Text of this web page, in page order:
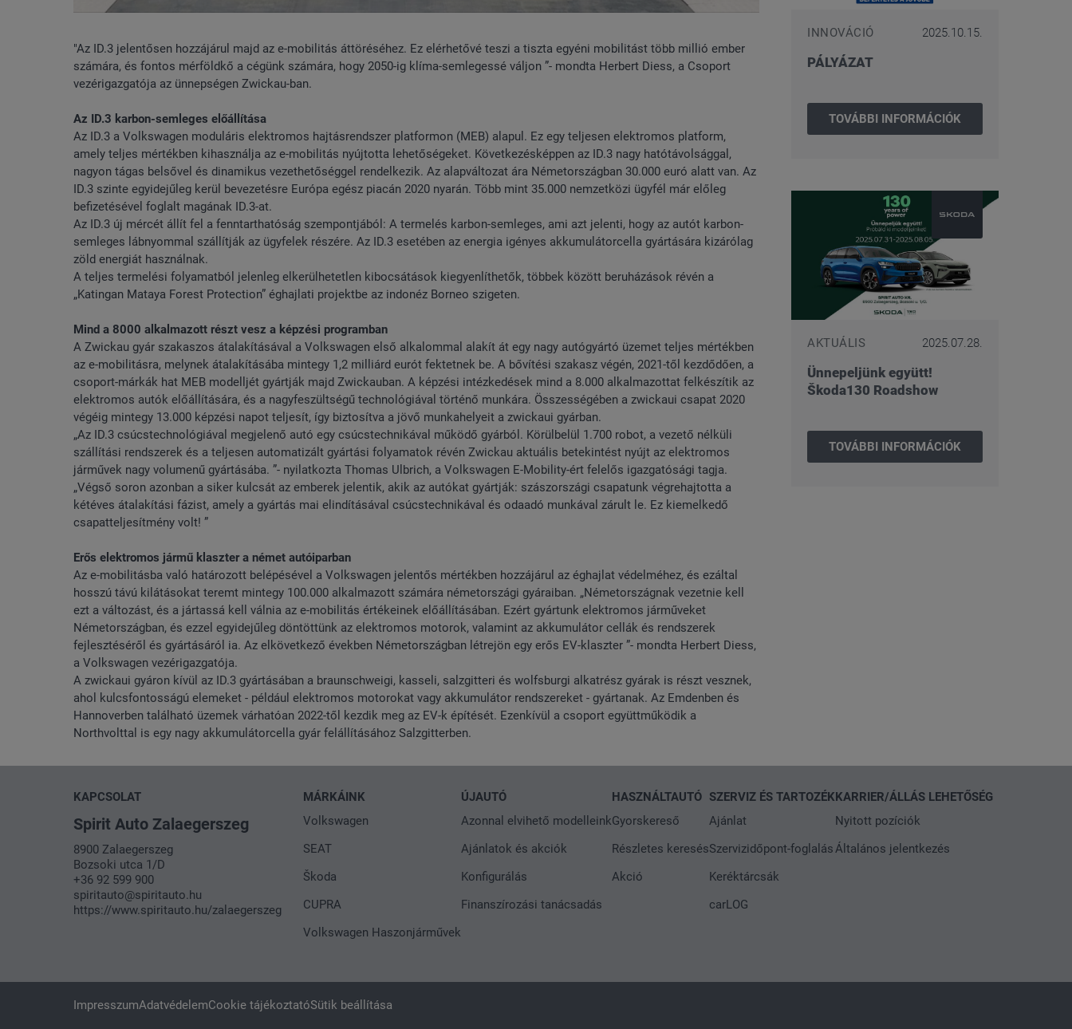
"Az ID.3 jelentősen hozzájárul majd az e-mobilitás áttöréséhez. Ez elérhetővé teszi a tiszta egyéni mobilitást több millió ember
számára, és fontos mérföldkő a cégünk számára, hogy 2050-ig klíma-semlegessé váljon ”- mondta Herbert Diess, a Csoport
vezérigazgatója az ünnepségen Zwickau-ban.
Az ID.3 karbon-semleges előállítása
Az ID.3 a Volkswagen moduláris elektromos hajtásrendszer platformon (MEB) alapul. Ez egy teljesen elektromos platform,
amely teljes mértékben kihasználja az e-mobilitás nyújtotta lehetőségeket. Következésképpen az ID.3 nagy hatótávolsággal,
nagyon tágas belsővel és dinamikus vezethetőséggel rendelkezik. Az alapváltozat ára Németországban 30.000 euró alatt van. Az
ID.3 szinte egyidejűleg kerül bevezetésre Európa egész piacán 2020 nyarán. Több mint 35.000 nemzetközi ügyfél már előleg
befizetésével foglalt magának ID.3-at.
Az ID.3 új mércét állít fel a fenntarthatóság szempontjából: A termelés karbon-semleges, ami azt jelenti, hogy az autót karbon-
semleges lábnyommal szállítják az ügyfelek részére. Az ID.3 esetében az energia igényes akkumulátorcella gyártására kizárólag
zöld energiát használnak.
A teljes termelési folyamatból jelenleg elkerülhetetlen kibocsátások kiegyenlíthetők, többek között beruházások révén a
„Katingan Mataya Forest Protection” éghajlati projektbe az indonéz Borneo szigeten.
Mind a 8000 alkalmazott részt vesz a képzési programban
A Zwickau gyár szakaszos átalakításával a Volkswagen első alkalommal alakít át egy nagy autógyártó üzemet teljes mértékben
az e-mobilitásra, melynek átalakításába mintegy 1,2 milliárd eurót fektetnek be. A bővítési szakasz végén, 2021-től kezdődően, a
csoport-márkák hat MEB modelljét gyártják majd Zwickauban. A képzési intézkedések mind a 8.000 alkalmazottat felkészítik az
elektromos autók előállítására, és a nagyfeszültségű technológiával történő munkára. Összességében a zwickaui csapat 2020
végéig mintegy 13.000 képzési napot teljesít, így biztosítva a jövő munkahelyeit a zwickaui gyárban.
„Az ID.3 csúcstechnológiával megjelenő autó egy csúcstechnikával működő gyárból. Körülbelül 1.700 robot, a vezető nélküli
szállítási rendszerek és a teljesen automatizált gyártási folyamatok révén Zwickau aktuális betekintést nyújt az elektromos
járművek nagy volumenű gyártásába. ”- nyilatkozta Thomas Ulbrich, a Volkswagen E-Mobility-ért felelős igazgatósági tagja.
„Végső soron azonban a siker kulcsát az emberek jelentik, akik az autókat gyártják: szászországi csapatunk végrehajtotta a
kétéves átalakítási fázist, amely a gyártás mai elindításával csúcstechnikával és odaadó munkával zárult le. Ez kiemelkedő
csapatteljesítmény volt! ”
Erős elektromos jármű klaszter a német autóiparban
Az e-mobilitásba való határozott belépésével a Volkswagen jelentős mértékben hozzájárul az éghajlat védelméhez, és ezáltal
hosszú távú kilátásokat teremt mintegy 100.000 alkalmazott számára németországi gyáraiban. „Németországnak vezetnie kell
ezt a változást, és a jártassá kell válnia az e-mobilitás értékeinek előállításában. Ezért gyártunk elektromos járműveket
Németországban, és ezzel egyidejűleg döntöttünk az elektromos motorok, valamint az akkumulátor cellák és rendszerek
fejlesztéséről és gyártásáról ia. Az elkövetkező években Németországban létrejön egy erős EV-klaszter ”- mondta Herbert Diess,
a Volkswagen vezérigazgatója.
A zwickaui gyáron kívül az ID.3 gyártásában a braunschweigi, kasseli, salzgitteri és wolfsburgi alkatrész gyárak is részt vesznek,
ahol kulcsfontosságú elemeket - például elektromos motorokat vagy akkumulátor rendszereket - gyártanak. Az Emdenben és
Hannoverben található üzemek várhatóan 2022-től kezdik meg az EV-k építését. Ezenkívül a csoport együttműködik a
Northvolttal is egy nagy akkumulátorcella gyár felállításához Salzgitterben.
INNOVÁCIÓ 2025.10.15.
PÁLYÁZAT
TOVÁBBI INFORMÁCIÓK
AKTUÁLIS 2025.07.28.
Ünnepeljünk együtt!
Škoda130 Roadshow
TOVÁBBI INFORMÁCIÓK
KAPCSOLAT
Spirit Auto Zalaegerszeg
8900 Zalaegerszeg
Bozsoki utca 1/D
+36 92 599 900
spiritauto@spiritauto.hu
https://www.spiritauto.hu/zalaegerszeg
MÁRKÁINK
Volkswagen
SEAT
Škoda
CUPRA
Volkswagen Haszonjárművek
ÚJAUTÓ
Azonnal elvihető modelleink
Ajánlatok és akciók
Konfigurálás
Finanszírozási tanácsadás
HASZNÁLTAUTÓ
Gyorskereső
Részletes keresés
Akció
SZERVIZ ÉS TARTOZÉK
Ajánlat
Szervizidőpont-foglalás
Keréktárcsák
carLOG
KARRIER/ÁLLÁS LEHETŐSÉG
Nyitott pozíciók
Általános jelentkezés
ImpresszumAdatvédelemCookie tájékoztatóSütik beállítása